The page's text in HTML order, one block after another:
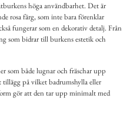
höga användbarhet. Det är
rosa färg, som inte bara förenklar
fungerar som en dekorativ detalj. Från
som bidrar till burkens estetik och
som både lugnar och fräschar upp
på vilket badrumshylla eller
gör att den tar upp minimalt med